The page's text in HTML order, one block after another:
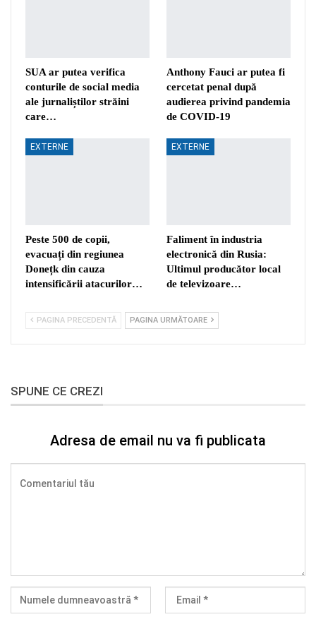
SUA ar putea verifica
conturile de social media
ale jurnaliștilor străini
care…
Anthony Fauci ar putea fi
cercetat penal după
audierea privind pandemia
de COVID-19
EXTERNE
Peste 500 de copii,
evacuați din regiunea
Donețk din cauza
intensificării atacurilor…
EXTERNE
Faliment în industria
electronică din Rusia:
Ultimul producător local
de televizoare…
PAGINA PRECEDENTĂ PAGINA URMĂTOARE
SPUNE CE CREZI
Adresa de email nu va fi publicata